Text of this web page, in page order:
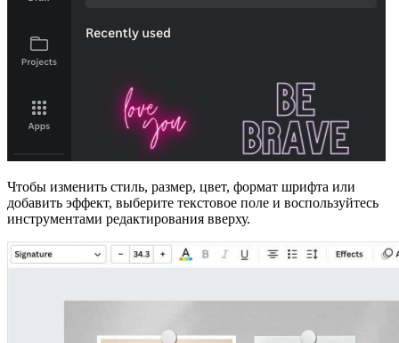
Чтобы изменить стиль, размер, цвет, формат шрифта или
добавить эффект, выберите текстовое поле и воспользуйтесь
инструментами редактирования вверху.